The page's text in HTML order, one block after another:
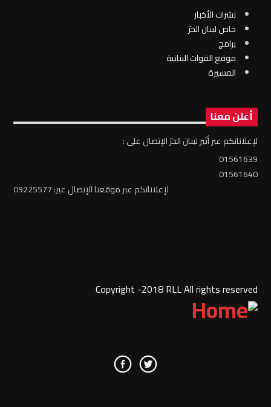
نشرات الأخبار
خاص لبنان الحرّ
برامج
موقع القوات البنانية
المسيرة
أعلن معنا
لإعلاناتكم عبر أثير لبنان الحرّ الإتصال على :
01561639
01561640
لإعلاناتكم عبر موقعنا الإتصال عبر: 09225577
Copyright -2018 RLL All rights reserved